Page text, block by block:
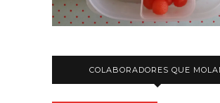
COLABORADORES QUE